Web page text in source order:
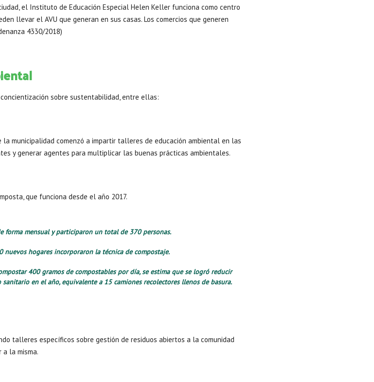
el Instituto de Educación Especial Helen Keller funciona como centro
llevar el AVU que generan en sus casas. Los comercios que generen
4330/2018)
sobre sustentabilidad, entre ellas:
la municipalidad comenzó a impartir talleres de educación ambiental en las
y generar agentes para multiplicar las buenas prácticas ambientales.
que funciona desde el año 2017.
forma mensual y participaron un total de 370 personas.
nuevos hogares incorporaron la técnica de compostaje.
400 gramos de compostables por día, se estima que se logró reducir
en el año, equivalente a 15 camiones recolectores llenos de basura.
talleres específicos sobre gestión de residuos abiertos a la comunidad
la misma.